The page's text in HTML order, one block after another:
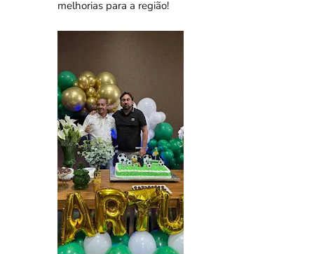
melhorias para a região!